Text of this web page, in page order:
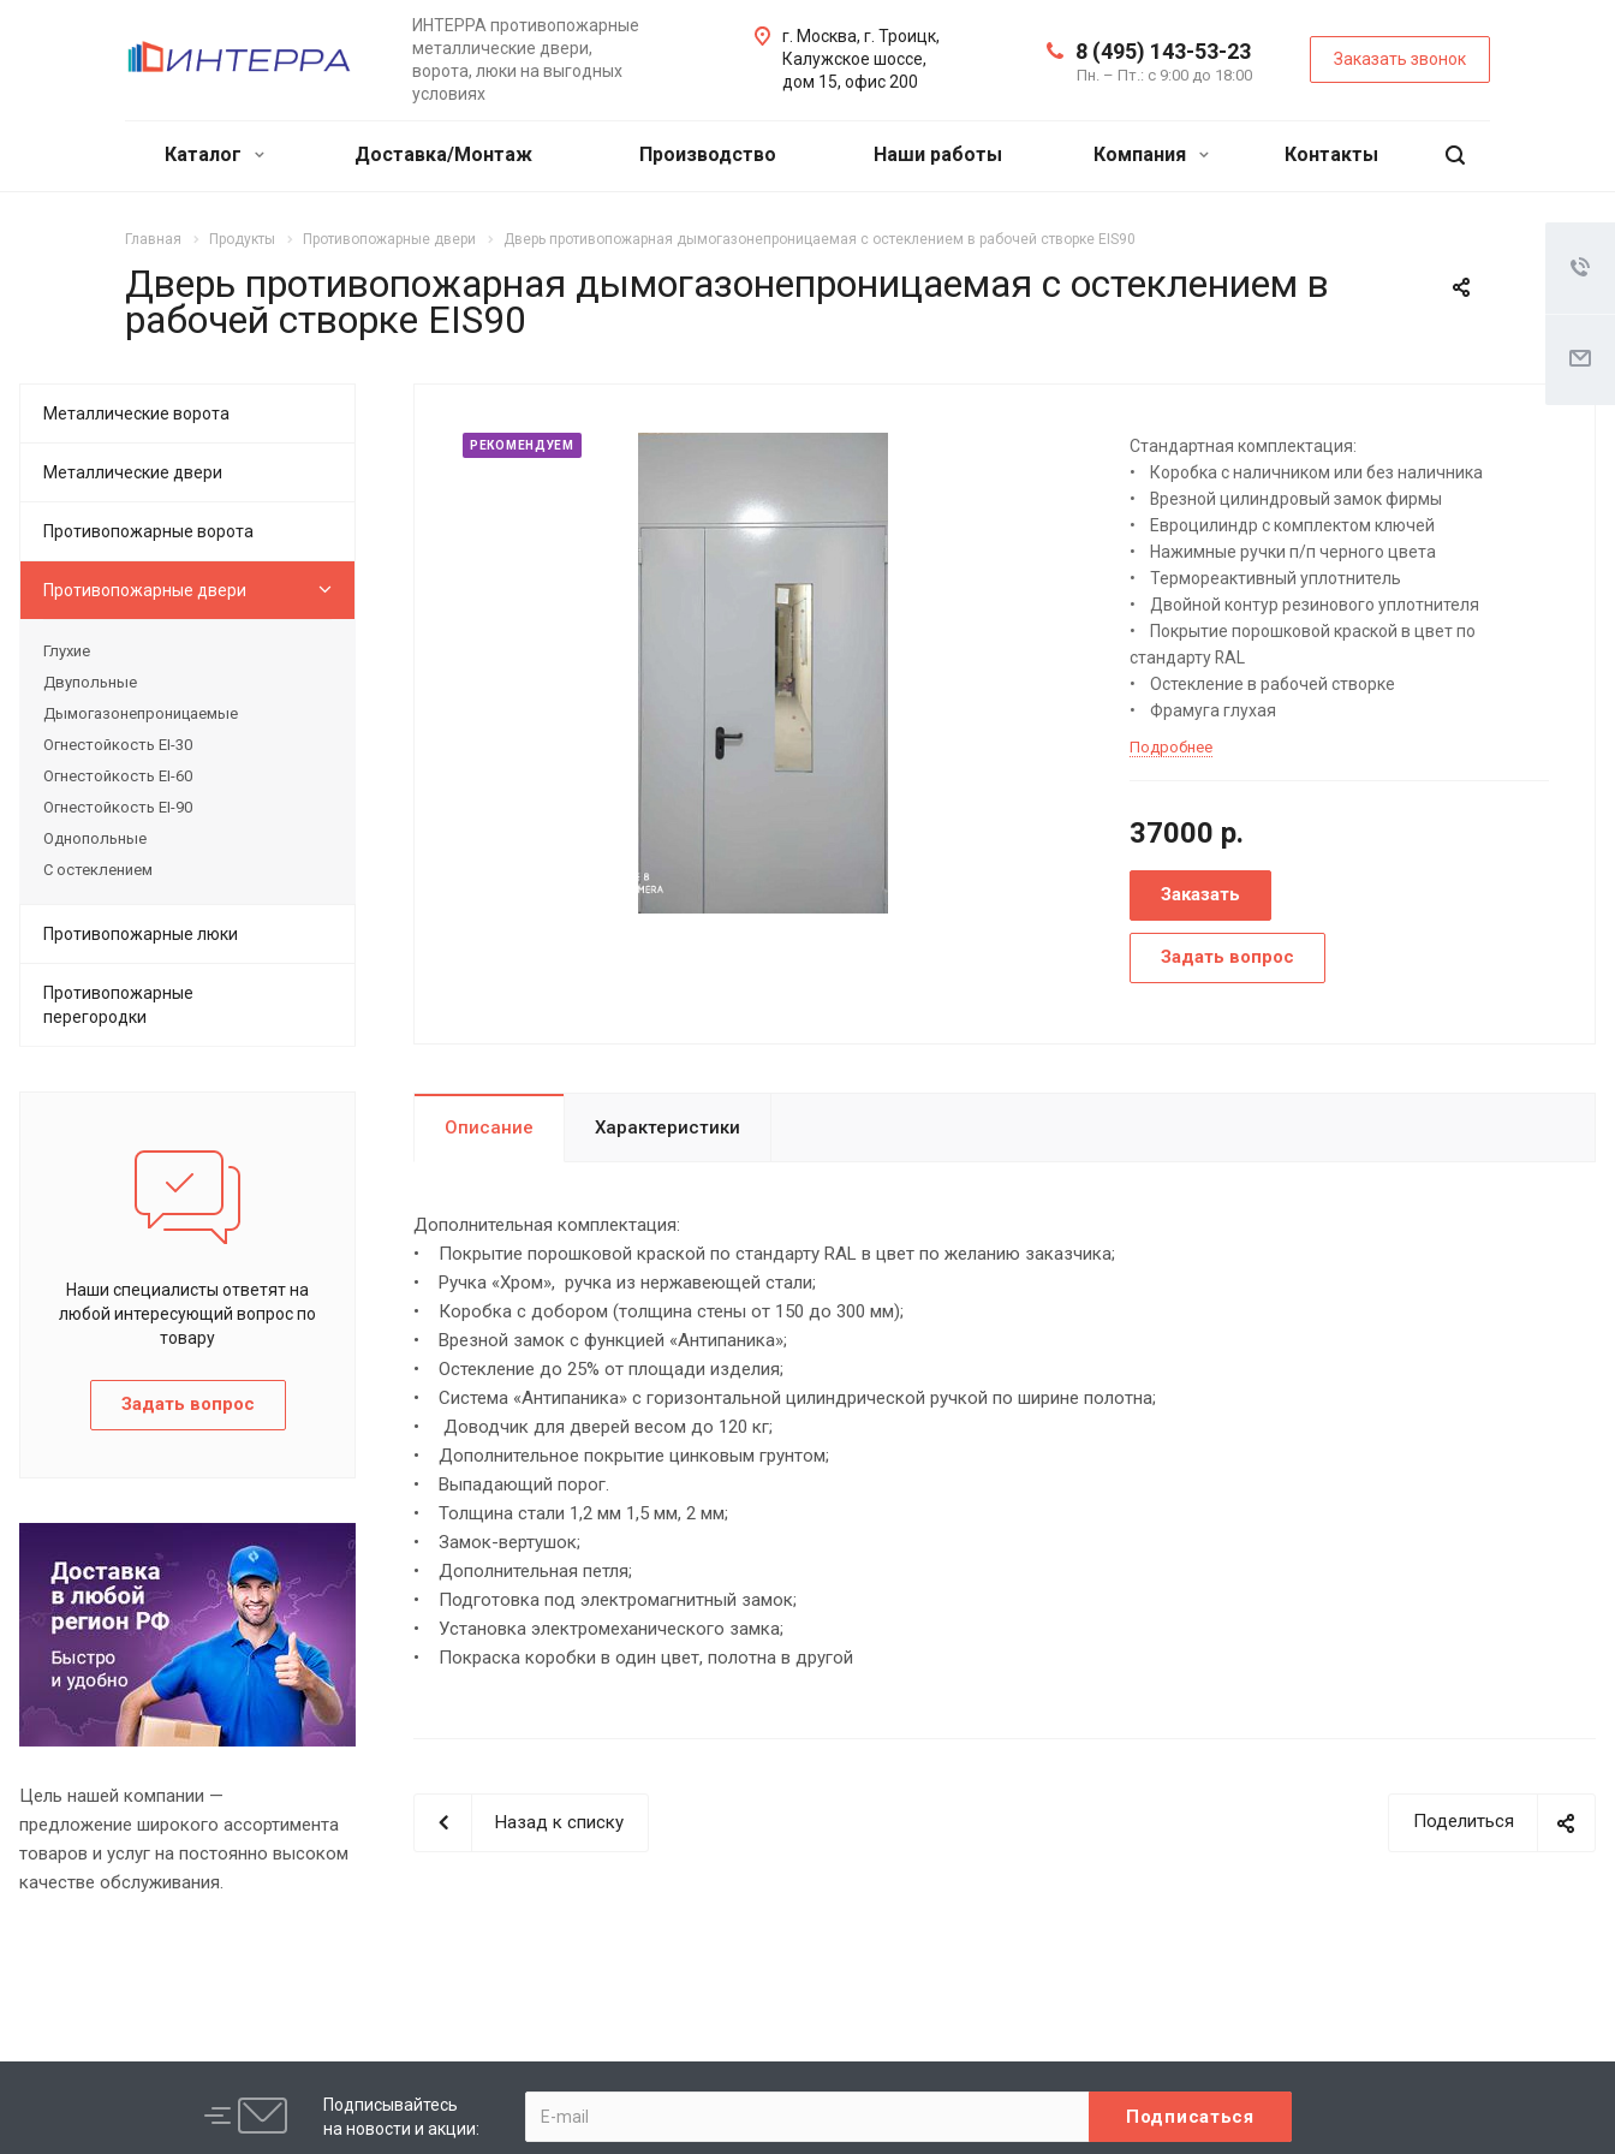
ИНТЕРРА противопожарные
металлические двери,
ворота, люки на выгодных
условиях
8 (495) 143-53-23
Пн. – Пт.: с 9:00 до 18:00
Заказать звонок
г. Москва, г. Троицк,
Калужское шоссе,
дом 15, офис 200
Каталог Доставка/Монтаж Производство Наши работы Компания Контакты
Главная Продукты Противопожарные двери Дверь противопожарная дымогазонепроницаемая с остеклением в рабочей створке EIS90
Дверь противопожарная дымогазонепроницаемая с остеклением в
рабочей створке EIS90
РЕКОМЕНДУЕМ
Стандартная комплектация:
• Коробка с наличником или без наличника
• Врезной цилиндровый замок фирмы
• Евроцилиндр с комплектом ключей
• Нажимные ручки п/п черного цвета
• Термореактивный уплотнитель
• Двойной контур резинового уплотнителя
• Покрытие порошковой краской в цвет по
стандарту RAL
• Остекление в рабочей створке
• Фрамуга глухая
Подробнее
37000 р.
Заказать
Задать вопрос
Описание Характеристики
Дополнительная комплектация:
• Покрытие порошковой краской по стандарту RAL в цвет по желанию заказчика;
• Ручка «Хром», ручка из нержавеющей стали;
• Коробка с добором (толщина стены от 150 до 300 мм);
• Врезной замок с функцией «Антипаника»;
• Остекление до 25% от площади изделия;
• Система «Антипаника» с горизонтальной цилиндрической ручкой по ширине полотна;
• Доводчик для дверей весом до 120 кг;
• Дополнительное покрытие цинковым грунтом;
• Выпадающий порог.
• Толщина стали 1,2 мм 1,5 мм, 2 мм;
• Замок-вертушок;
• Дополнительная петля;
• Подготовка под электромагнитный замок;
• Установка электромеханического замка;
• Покраска коробки в один цвет, полотна в другой
Поделиться
Назад к списку
Металлические ворота
Металлические двери
Противопожарные ворота
Противопожарные двери
Глухие
Двупольные
Дымогазонепроницаемые
Огнестойкость EI-30
Огнестойкость EI-60
Огнестойкость EI-90
Однопольные
С остеклением
Противопожарные люки
Противопожарные
перегородки
Наши специалисты ответят на
любой интересующий вопрос по
товару
Задать вопрос
Цель нашей компании —
предложение широкого ассортимента
товаров и услуг на постоянно высоком
качестве обслуживания.
Подписывайтесь
на новости и акции: